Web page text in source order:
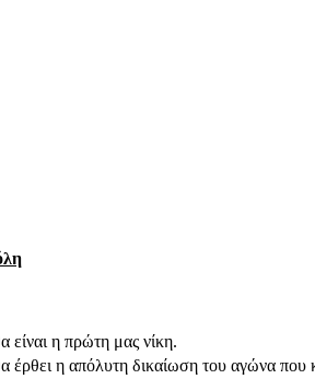
είναι η πρώτη μας νίκη.
έρθει η απόλυτη δικαίωση του αγώνα που